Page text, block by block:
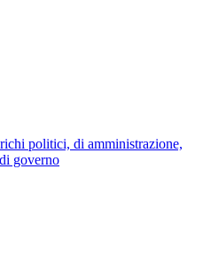
politici, di amministrazione,
governo